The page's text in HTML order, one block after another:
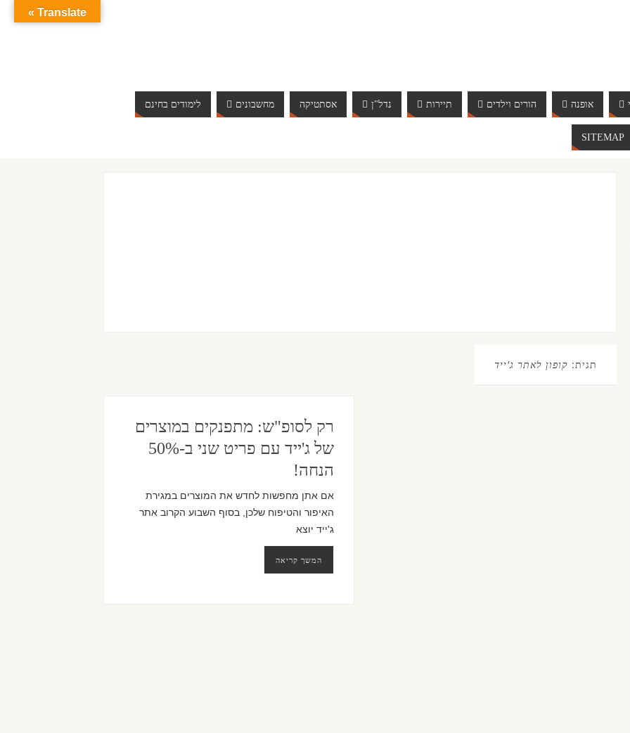
אופנה הורים וילדים תיירות נדל"ן אסתטיקה מחשבונים לימודים בחינם
SITEMAP
תגית: קופון לאתר ג'ייד
רק לסופ"ש: מתפנקים במוצרים
של ג'ייד עם פריט שני ב-50%
הנחה!
אם אתן מחפשות לחדש את המוצרים במגירת
האיפור והטיפוח שלכן, בסוף השבוע הקרוב אתר
ג'ייד יוצא
המשך קריאה
Translate »